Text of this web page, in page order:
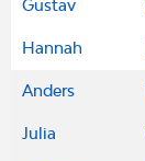
Gustav
Hannah
Anders
Julia